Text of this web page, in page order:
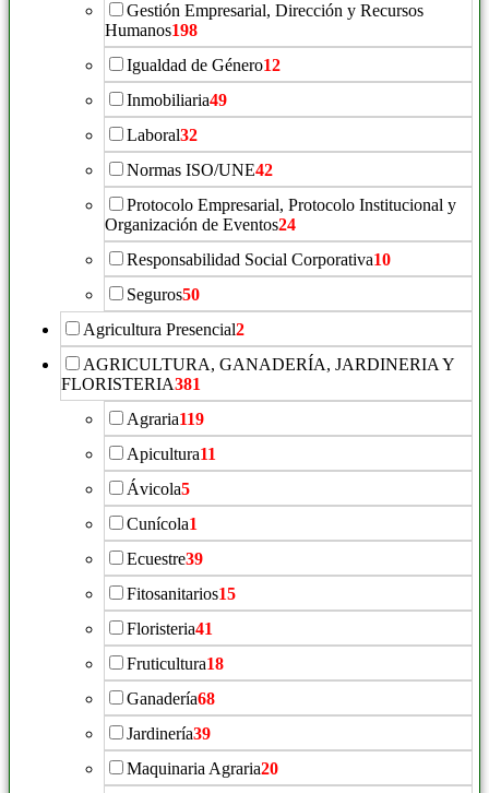
Gestión Empresarial, Dirección y Recursos
Humanos198
Igualdad de Género12
Inmobiliaria49
Laboral32
Normas ISO/UNE42
Protocolo Empresarial, Protocolo Institucional y
Organización de Eventos24
Responsabilidad Social Corporativa10
Seguros50
Agricultura Presencial2
AGRICULTURA, GANADERÍA, JARDINERIA Y
FLORISTERIA381
Agraria119
Apicultura11
Ávicola5
Cunícola1
Ecuestre39
Fitosanitarios15
Floristeria41
Fruticultura18
Ganadería68
Jardinería39
Maquinaria Agraria20